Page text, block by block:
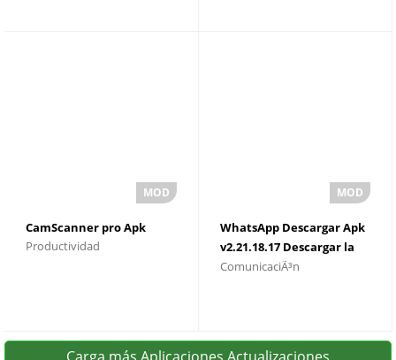
CamScanner pro Apk
Productividad
WhatsApp Descargar Apk
v2.21.18.17 Descargar la
Ãºltima versiÃ³n
ComunicaciÃ³n